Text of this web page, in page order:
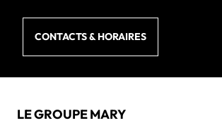
CONTACTS & HORAIRES
LE GROUPE MARY